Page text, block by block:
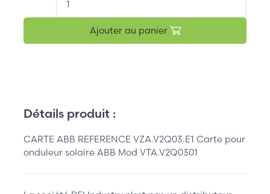
Ajouter au panier
Détails produit :
CARTE ABB REFERENCE VZA.V2Q03.E1 Carte pour
onduleur solaire ABB Mod VTA.V2Q0301